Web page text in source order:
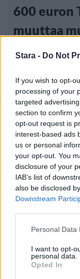
Stara - Do Not
If you wish to opt-
processing of your
targeted
section to confirm
opt-out request is
interest-based ads
us or personal
your opt-out. You
disclosure of your
IAB’s list of
also be disclosed
Downstream
Personal Data
I want to opt-
personal data.
Opted In
600 euron
muuttaa
Viihdeuutiset